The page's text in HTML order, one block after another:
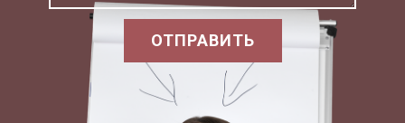
политических событий мирового масштаба –
русской революции и первой мировой войны –
осознать тот путь, которым пойдет
человечество в изменившимся мире.
ОТПРАВИТЬ